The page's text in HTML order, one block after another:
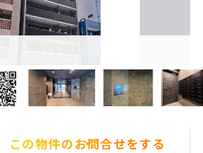
この物件のお問合せをする